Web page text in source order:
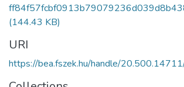
(144.43 KB)
URI
https://bea.fszek.hu/handle/